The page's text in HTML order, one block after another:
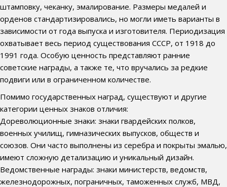
штамповку, чеканку, эмалирование. Размеры медалей и
орденов стандартизировались, но могли иметь варианты в
зависимости от года выпуска и изготовителя. Периодизация
охватывает весь период существования СССР, от 1918 до
1991 года. Особую ценность представляют ранние
советские награды, а также те, что вручались за редкие
подвиги или в ограниченном количестве.
Помимо государственных наград, существуют и другие
категории ценных знаков отличия:
Дореволюционные знаки: знаки гвардейских полков,
военных училищ, гимназических выпусков, обществ и
союзов. Они часто выполнены из серебра и покрыты эмалью,
имеют сложную детализацию и уникальный дизайн.
Ведомственные награды: знаки министерств, ведомств,
железнодорожных, пограничных, таможенных служб, МВД,